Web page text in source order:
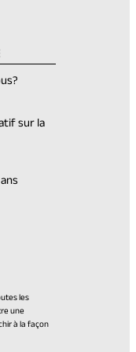
sur la
les
une
à la façon